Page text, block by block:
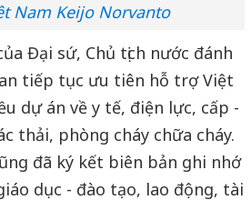
Nam Keijo Norvanto
Đại sứ, Chủ tịch nước đánh
tiếp tục ưu tiên hỗ trợ Việt
dự án về y tế, điện lực, cấp -
thải, phòng cháy chữa cháy.
đã ký kết biên bản ghi nhớ
dục - đào tạo, lao động, tài